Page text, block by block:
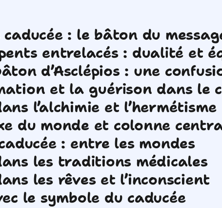
caducée : le bâton du
entrelacés : dualité et
d’Asclépios : une
et la guérison dans le
l’alchimie et l’hermétisme
du monde et colonne
: entre les mondes
les traditions médicales
les rêves et l’inconscient
le symbole du caducée